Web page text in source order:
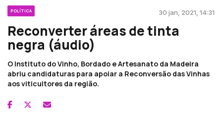
POLÍTICA 30 jan, 2021, 14:31
Reconverter áreas de tinta
negra (áudio)
O Instituto do Vinho, Bordado e Artesanato da Madeira
abriu candidaturas para apoiar a Reconversão das Vinhas
aos viticultores da região.